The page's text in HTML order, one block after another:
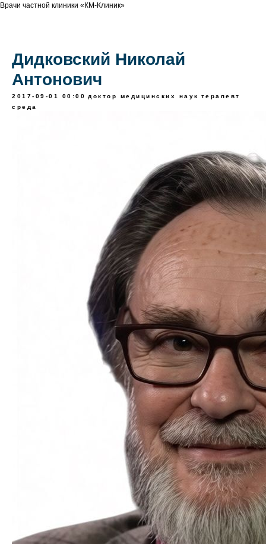
Врачи частной клиники «КМ-Клиник»
Дидковский Николай
Антонович
2017-09-01 00:00 доктор медицинских наук
терапевт
среда